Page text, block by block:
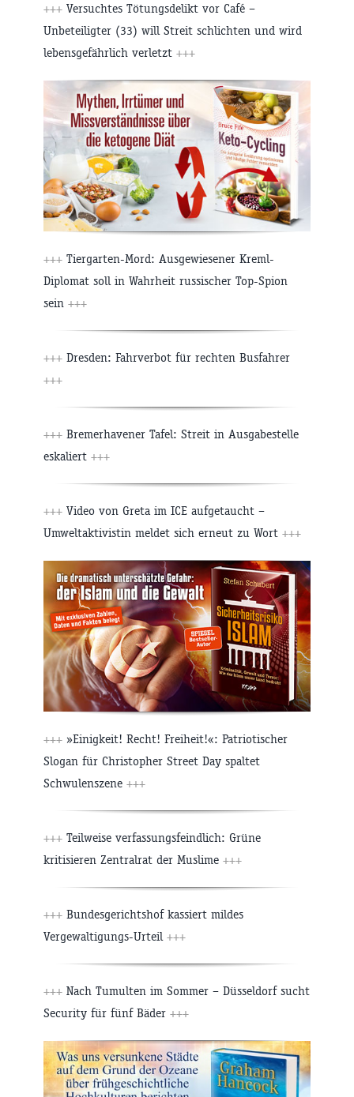
+++ Versuchtes Tötungsdelikt vor Café –
Unbeteiligter (33) will Streit schlichten und wird
lebensgefährlich verletzt +++
+++ Tiergarten-Mord: Ausgewiesener Kreml-
Diplomat soll in Wahrheit russischer Top-Spion
sein +++
+++ Dresden: Fahrverbot für rechten Busfahrer
+++
+++ Bremerhavener Tafel: Streit in Ausgabestelle
eskaliert +++
+++ Video von Greta im ICE aufgetaucht –
Umweltaktivistin meldet sich erneut zu Wort +++
+++ »Einigkeit! Recht! Freiheit!«: Patriotischer
Slogan für Christopher Street Day spaltet
Schwulenszene +++
+++ Teilweise verfassungsfeindlich: Grüne
kritisieren Zentralrat der Muslime +++
+++ Bundesgerichtshof kassiert mildes
Vergewaltigungs-Urteil +++
+++ Nach Tumulten im Sommer – Düsseldorf sucht
Security für fünf Bäder +++